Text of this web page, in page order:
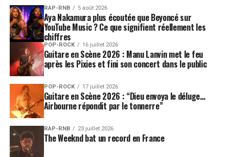
En dévoilant David Guetta avant même le lancement de
son édition 2026, Musilac envoie un signal
particulièrement fort. Le festival, créé au début des
années 2000, s’est progressivement imposé comme l’un
des grands rendez-vous musicaux d’Auvergne-Rhône-
Alpes grâce à une programmation mêlant rock,
La venue de l’artiste français le plus écouté au monde
confirme également la place croissante de l’électro dans
l’identité de Musilac. Ces dernières années, le festival a
déjà accueilli plusieurs figures majeures du genre, parmi
lesquelles
RAP-RNB 5 août 2026
Aya Nakamura plus écoutée que Beyoncé sur
YouTube Music ? Ce que signifient réellement les
chiffres
POP-ROCK 16 juillet 2026
Guitare en Scène 2026 : Manu Lanvin met le feu
après les Pixies et fini son concert dans le public
POP-ROCK 17 juillet 2026
Guitare en Scène 2026 : “Dieu envoya le déluge…
Airbourne répondit par le tonnerre”
RAP-RNB 23 juillet 2026
The Weeknd bat un record en France